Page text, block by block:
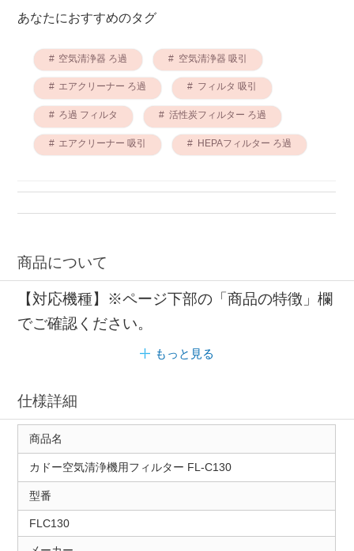
あなたにおすすめのタグ
空気清浄器 ろ過 空気清浄器 吸引
エアクリーナー ろ過 フィルタ 吸引
ろ過 フィルタ 活性炭フィルター ろ過
エアクリーナー 吸引 HEPAフィルター ろ過
商品について
【対応機種】※ページ下部の「商品の特徴」欄
でご確認ください。
もっと見る
仕様詳細
商品名
カドー空気清浄機用フィルター FL-C130
型番
FLC130